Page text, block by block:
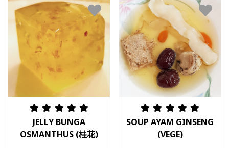
JELLY BUNGA
OSMANTHUS (桂花)
SOUP AYAM GINSENG
(VEGE)